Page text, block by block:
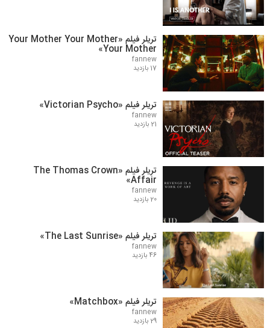
تریلر فیلم «Your Mother Your Mother
Your Mother»
fannew
17 بازدید
تریلر فیلم «Victorian Psycho»
fannew
21 بازدید
تریلر فیلم «The Thomas Crown
Affair»
fannew
20 بازدید
تریلر فیلم «The Last Sunrise»
fannew
46 بازدید
تریلر فیلم «Matchbox»
fannew
29 بازدید